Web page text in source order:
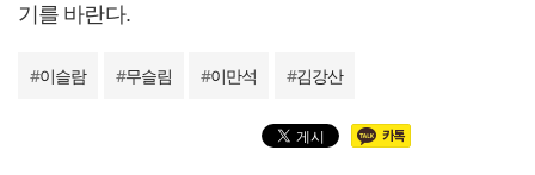
기를 바란다.
#이슬람 #무슬림 #이만석 #김강산